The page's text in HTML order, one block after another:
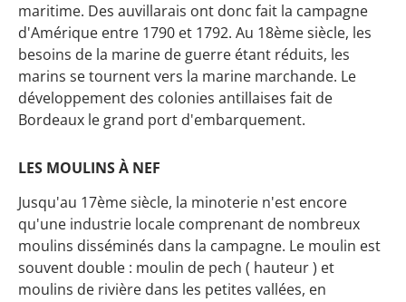
maritime. Des auvillarais ont donc fait la campagne
d'Amérique entre 1790 et 1792. Au 18ème siècle, les
besoins de la marine de guerre étant réduits, les
marins se tournent vers la marine marchande. Le
développement des colonies antillaises fait de
Bordeaux le grand port d'embarquement.
LES MOULINS À NEF
Jusqu'au 17ème siècle, la minoterie n'est encore
qu'une industrie locale comprenant de nombreux
moulins disséminés dans la campagne. Le moulin est
souvent double : moulin de pech ( hauteur ) et
moulins de rivière dans les petites vallées, en